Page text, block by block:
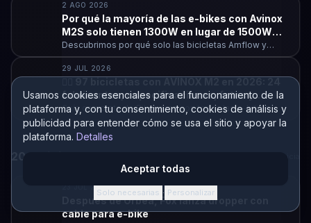
Usamos cookies esenciales para el funcionamiento de la
plataforma y, con tu consentimiento, cookies de análisis y
publicidad para entender cómo se usa el sitio y apoyar la
plataforma. Detalles
Aceptar todas
Solo necesarias · Personalizar
2 AGO 2026
Por qué la mayoría de las e-bikes con Avinox
M2S solo tienen 1300W en lugar de 1500W
(potencia máxima)
Descubrimos por qué solo las bicicletas Amflow y
Atherton pueden ofrecer 1500W y el resto solo 1300W
Por qué la mayoría de las e-bikes con Avinox M2S solo
29 JUL 2026
fabricantes, especificaciones, fotos y
precios
Guía completa de Bikeverse con todas las e-bikes
lanzadas oficialmente con AVINOX M2 y M2S hasta abril
de 2026: 97 modelos confirmados, 24 fabricantes, con
las especificaciones esenciales (cuadro, recorrido,
precios orientativos. Desde la Whistle AXR CA5.6 a
4.599 € hasta la UNNO Mith Factory a 15.095 €
🚵‍♂️ 97 bicicletas con AVINOX M2 en 2026: 24
20–26 julio de 2026
23 JUL 2026
Después de Orbea, Fox lanza dropper con
cable para e-bike